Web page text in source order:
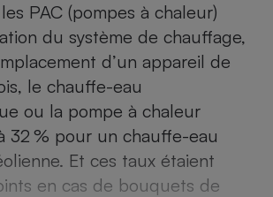
PAC (pompes à chaleur)
du système de chauffage,
d’un appareil de
le chauffe-eau
ou la pompe à chaleur
32 % pour un chauffe-eau
Et ces taux étaient
en cas de bouquets de
Plaque de cuisson à
induction
Téléphone mobile -
Smartphone
Ventilateur